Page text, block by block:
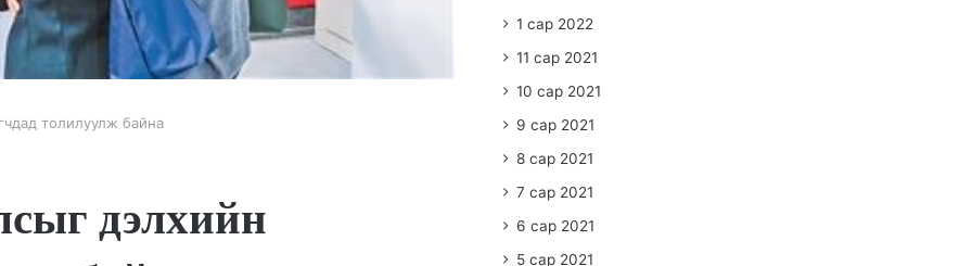
толилуулж байна
дэлхийн
1 сар 2022
11 сар 2021
10 сар 2021
9 сар 2021
8 сар 2021
7 сар 2021
6 сар 2021
5 сар 2021